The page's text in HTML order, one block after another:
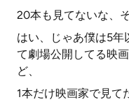
20本も見てないな、
はい、じゃあ僕は5年
て劇場公開してる映
ど、
1本だけ映画家で見て